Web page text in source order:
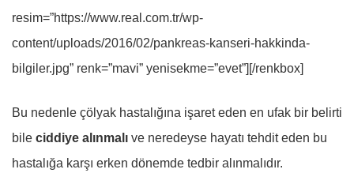
resim=”https://www.real.com.tr/wp-
content/uploads/2016/02/pankreas-kanseri-hakkinda-
bilgiler.jpg” renk=”mavi” yenisekme=”evet”][/renkbox]
Bu nedenle çölyak hastalığına işaret eden en ufak bir belirti
bile ciddiye alınmalı ve neredeyse hayatı tehdit eden bu
hastalığa karşı erken dönemde tedbir alınmalıdır.